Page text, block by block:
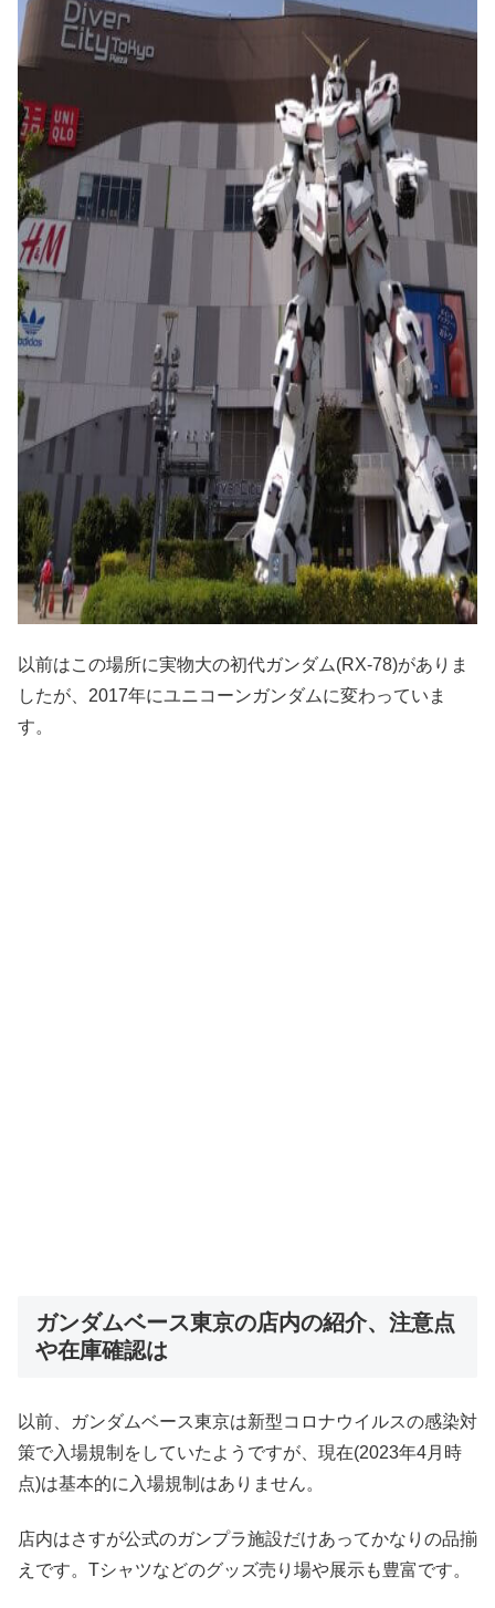
以前はこの場所に実物大の初代ガンダム(RX-78)がありま
したが、2017年にユニコーンガンダムに変わっていま
す。
ガンダムベース東京の店内の紹介、注意点
や在庫確認は
以前、ガンダムベース東京は新型コロナウイルスの感染対
策で入場規制をしていたようですが、現在(2023年4月時
点)は基本的に入場規制はありません。
店内はさすが公式のガンプラ施設だけあってかなりの品揃
えです。Tシャツなどのグッズ売り場や展示も豊富です。